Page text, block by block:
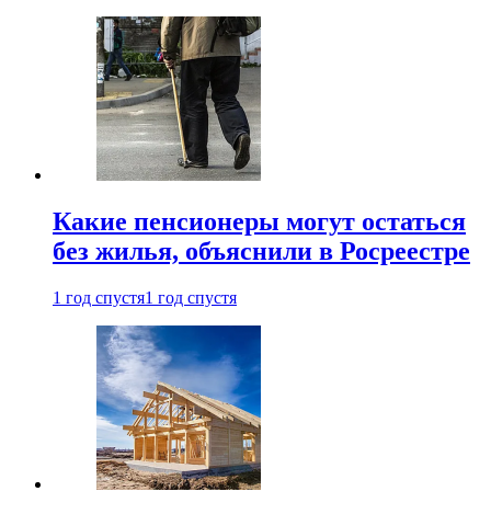
Какие пенсионеры могут остаться
без жилья, объяснили в Росреестре
1 год спустя1 год спустя